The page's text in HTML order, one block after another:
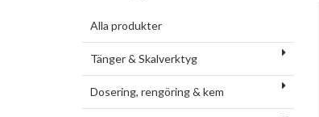
Alla produkter
Tänger & Skalverktyg
Dosering, rengöring & kem